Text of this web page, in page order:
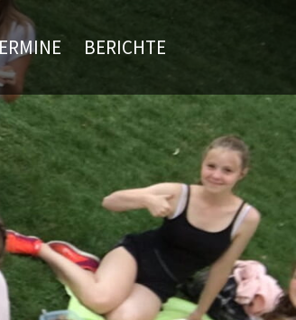
BERICHTE